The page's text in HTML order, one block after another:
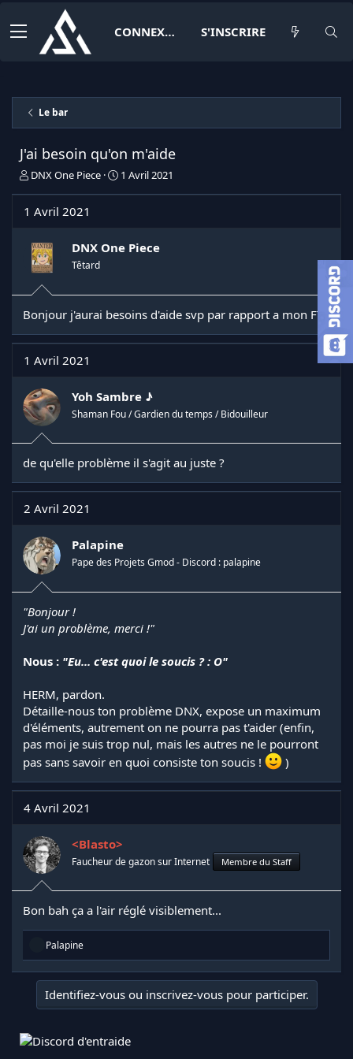
CONNEXION S'INSCRIRE
Le bar
J'ai besoin qu'on m'aide
I
a
t
e
u
d
l
a
s
c
u
s
s
i
o
DNX One Piece
D
e
t
1 Avril 2021
1 Avril 2021
DNX One Piece
Têtard
Bonjour j'aurai besoins d'aide svp par rapport a mon FTP
1 Avril 2021
Yoh Sambre ♪
Shaman Fou / Gardien du temps / Bidouilleur
de qu'elle problème il s'agit au juste ?
2 Avril 2021
Palapine
Pape des Projets Gmod - Discord : palapine
"Bonjour !
J'ai un problème, merci !"
Nous : "Eu... c'est quoi le soucis ? : O"
HERM, pardon.
Détaille-nous ton problème DNX, expose un maximum
d'éléments, autrement on ne pourra pas t'aider (enfin,
pas moi je suis trop nul, mais les autres ne le pourront
pas sans savoir en quoi consiste ton soucis !
)
4 Avril 2021
<Blasto>
Faucheur de gazon sur Internet Membre du Staff
Bon bah ça a l'air réglé visiblement...
R
a
c
t
i
s
Palapine
Identifiez-vous ou inscrivez-vous pour participer.